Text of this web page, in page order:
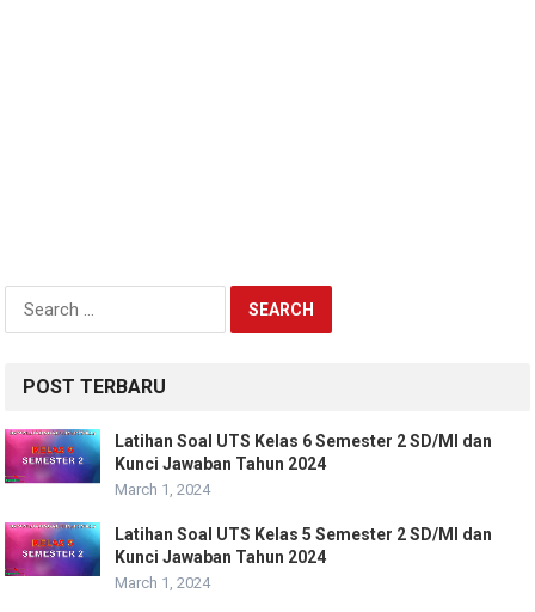
Search
for:
POST TERBARU
Latihan Soal UTS Kelas 6 Semester 2 SD/MI dan
Kunci Jawaban Tahun 2024
March 1, 2024
Latihan Soal UTS Kelas 5 Semester 2 SD/MI dan
Kunci Jawaban Tahun 2024
March 1, 2024